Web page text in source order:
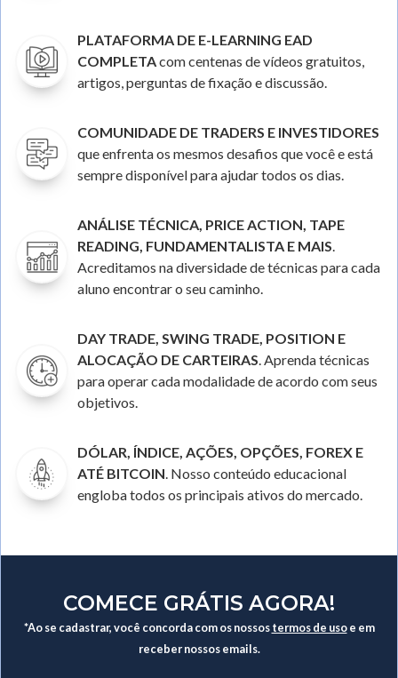
PLATAFORMA DE E-LEARNING EAD
COMPLETAcom centenas de vídeos gratuitos,
artigos, perguntas de fixação e discussão.
COMUNIDADE DE TRADERS E INVESTIDORES
que enfrenta os mesmos desafios que você e está
sempre disponível para ajudar todos os dias.
ANÁLISE TÉCNICA, PRICE ACTION, TAPE
READING, FUNDAMENTALISTA E MAIS.
Acreditamos na diversidade de técnicas para cada
aluno encontrar o seu caminho.
DAY TRADE, SWING TRADE, POSITION E
ALOCAÇÃO DE CARTEIRAS. Aprenda técnicas
para operar cada modalidade de acordo com seus
objetivos.
DÓLAR, ÍNDICE, AÇÕES, OPÇÕES, FOREX E
ATÉ BITCOIN. Nosso conteúdo educacional
engloba todos os principais ativos do mercado.
COMECE GRÁTIS AGORA!
*Ao se cadastrar, você concorda com os nossostermos de usoe em
receber nossos emails.